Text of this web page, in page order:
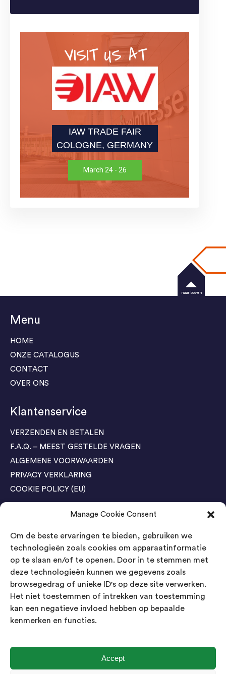
Manage Cookie Consent
Om de beste ervaringen te bieden, gebruiken we
technologieën zoals cookies om apparaatinformatie
op te slaan en/of te openen. Door in te stemmen met
deze technologieën kunnen we gegevens zoals
browsegedrag of unieke ID's op deze site verwerken.
Het niet toestemmen of intrekken van toestemming
kan een negatieve invloed hebben op bepaalde
kenmerken en functies.
Accept
VISIT US AT
IAW TRADE FAIR
COLOGNE, GERMANY
March 24 - 26
Menu
HOME
ONZE CATALOGUS
CONTACT
OVER ONS
Klantenservice
VERZENDEN EN BETALEN
F.A.Q. – MEEST GESTELDE VRAGEN
ALGEMENE VOORWAARDEN
PRIVACY VERKLARING
COOKIE POLICY (EU)
Agenda Trade Shows
04-05 November / SVG FAIR Winterswijk
Bestel GRATIS kaarten
24-26 March / IAW Trade Fair - Cologne
Bestel GRATIS kaarten
Contact
naar boven